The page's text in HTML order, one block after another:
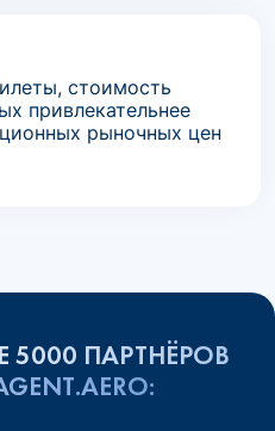
стоимость
привлекательнее
рыночных цен
5000 ПАРТНЁРОВ